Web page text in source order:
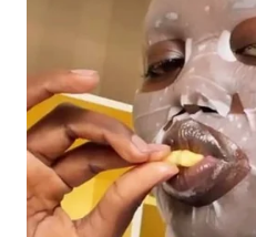
KALTARA
WN
KALSEL
WN